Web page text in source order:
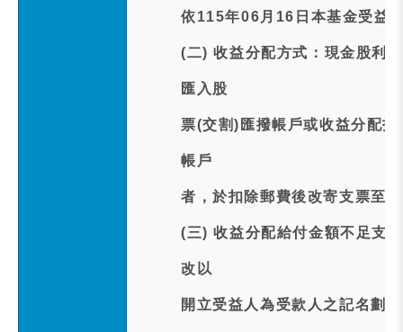
依115年06月16日本基金受益
(二) 收益分配方式：現金股利
匯入股
票(交割)匯撥帳戶或收益分配
帳戶
者，於扣除郵費後改寄支票至(
(三) 收益分配給付金額不足支
改以
開立受益人為受款人之記名劃